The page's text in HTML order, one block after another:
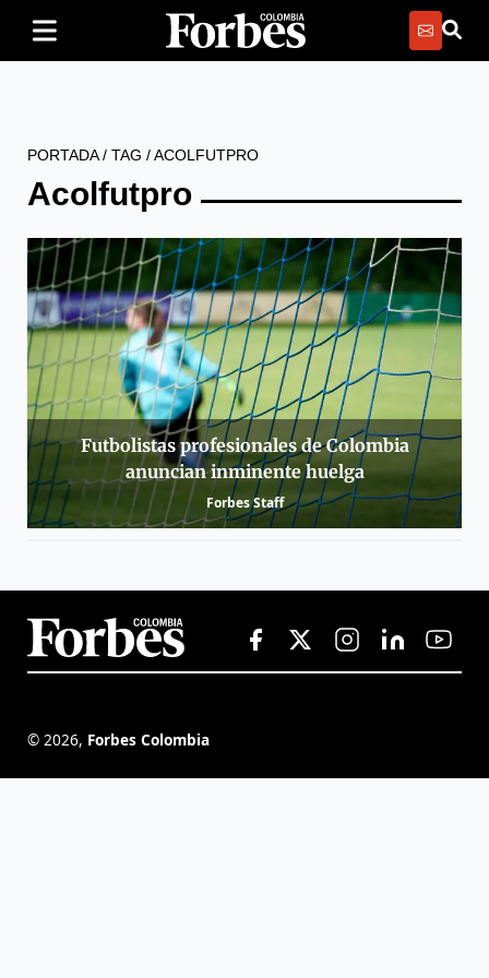
PORTADA/ TAG /ACOLFUTPRO
Acolfutpro
Futbolistas profesionales de Colombia
anuncian inminente huelga
Forbes Staff
© 2026, Forbes Colombia